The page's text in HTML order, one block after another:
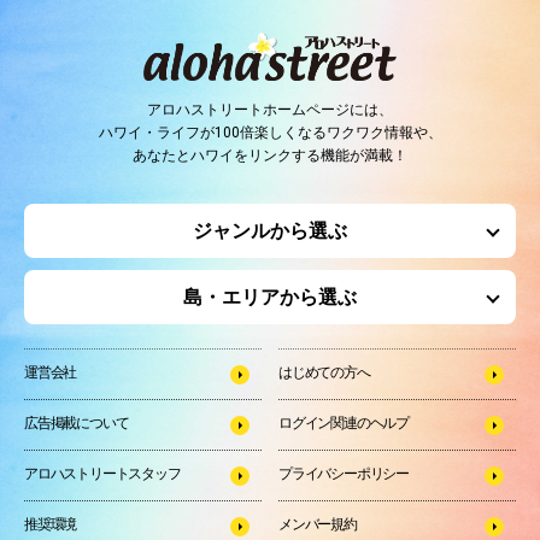
アロハストリートホームページには、
ハワイ・ライフが100倍楽しくなるワクワク情報や、
あなたとハワイをリンクする機能が満載！
ジャンルから選ぶ
島・エリアから選ぶ
運営会社 はじめての方へ
広告掲載について ログイン関連のヘルプ
アロハストリートスタッフ プライバシーポリシー
推奨環境 メンバー規約